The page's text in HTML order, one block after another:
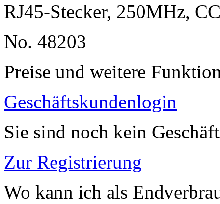
RJ45-Stecker, 250MHz,
No. 48203
Preise und weitere
Geschäftskundenlogin
Sie sind noch kein
Zur Registrierung
Wo kann ich als